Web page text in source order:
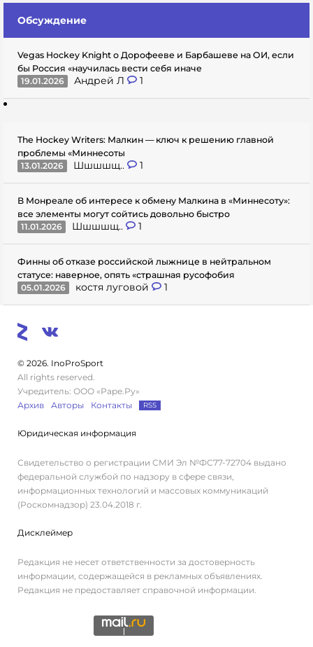
Обсуждение
Vegas Hockey Knight о Дорофееве и Барбашеве на ОИ, если
бы Россия «научилась вести себя иначе
19.01.2026
Андрей Л 1
The Hockey Writers: Малкин — ключ к решению главной
проблемы «Миннесоты
13.01.2026
Шшшшщ.. 1
В Монреале об интересе к обмену Малкина в «Миннесоту»:
все элементы могут сойтись довольно быстро
11.01.2026
Шшшшщ.. 1
Финны об отказе российской лыжнице в нейтральном
статусе: наверное, опять «страшная русофобия
05.01.2026
костя луговой 1
© 2026. InoProSport
All rights reserved.
Учредитель: ООО «Раре.Ру»
Архив
Авторы Контакты RSS
Юридическая информация
Свидетельство о регистрации СМИ Эл №ФС77-72704 выдано
федеральной службой по надзору в сфере связи,
информационных технологий и массовых коммуникаций
(Роскомнадзор) 23.04.2018 г.
Дисклеймер
Редакция не несет ответственности за достоверность
информации, содержащейся в рекламных объявлениях.
Редакция не предоставляет справочной информации.